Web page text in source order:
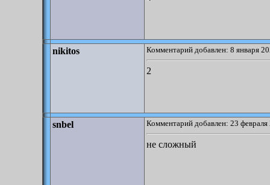
nikitos Комментарий добавлен: 8 января
2
snbel Комментарий добавлен: 23
не сложный